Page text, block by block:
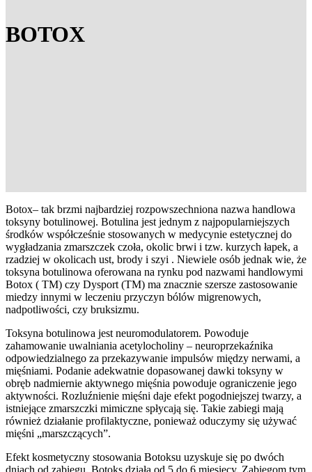
BOTOX
Botox– tak brzmi najbardziej rozpowszechniona nazwa handlowa
toksyny botulinowej. Botulina jest jednym z najpopularniejszych
środków współcześnie stosowanych w medycynie estetycznej do
wygładzania zmarszczek czoła, okolic brwi i tzw. kurzych łapek, a
rzadziej w okolicach ust, brody i szyi . Niewiele osób jednak wie, że
toksyna botulinowa oferowana na rynku pod nazwami handlowymi
Botox ( TM) czy Dysport (TM) ma znacznie szersze zastosowanie
miedzy innymi w leczeniu przyczyn bólów migrenowych,
nadpotliwości, czy bruksizmu.
Toksyna botulinowa jest neuromodulatorem. Powoduje
zahamowanie uwalniania acetylocholiny – neuroprzekaźnika
odpowiedzialnego za przekazywanie impulsów między nerwami, a
mięśniami. Podanie adekwatnie dopasowanej dawki toksyny w
obręb nadmiernie aktywnego mięśnia powoduje ograniczenie jego
aktywności. Rozluźnienie mięśni daje efekt pogodniejszej twarzy, a
istniejące zmarszczki mimiczne spłycają się. Takie zabiegi mają
również działanie profilaktyczne, ponieważ oduczymy się używać
mięśni „marszczących”.
Efekt kosmetyczny stosowania Botoksu uzyskuje się po dwóch
dniach od zabiegu. Botoks działa od 5 do 6 miesięcy. Zabiegom tym